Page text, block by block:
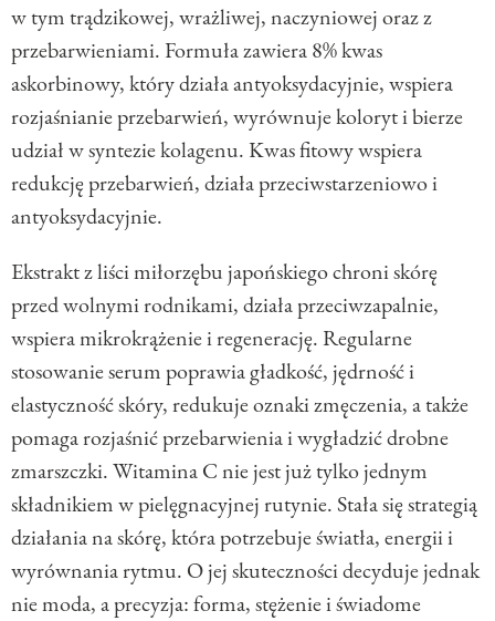
w tym trądzikowej, wrażliwej, naczyniowej oraz z
przebarwieniami. Formuła zawiera 8% kwas
askorbinowy, który działa antyoksydacyjnie, wspiera
rozjaśnianie przebarwień, wyrównuje koloryt i bierze
udział w syntezie kolagenu. Kwas fitowy wspiera
redukcję przebarwień, działa przeciwstarzeniowo i
antyoksydacyjnie.
Ekstrakt z liści miłorzębu japońskiego chroni skórę
przed wolnymi rodnikami, działa przeciwzapalnie,
wspiera mikrokrążenie i regenerację. Regularne
stosowanie serum poprawia gładkość, jędrność i
elastyczność skóry, redukuje oznaki zmęczenia, a także
pomaga rozjaśnić przebarwienia i wygładzić drobne
zmarszczki. Witamina C nie jest już tylko jednym
składnikiem w pielęgnacyjnej rutynie. Stała się strategią
działania na skórę, która potrzebuje światła, energii i
wyrównania rytmu. O jej skuteczności decyduje jednak
nie moda, a precyzja: forma, stężenie i świadome